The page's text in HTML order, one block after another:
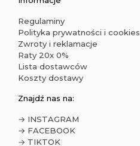
Regulaminy
Polityka prywatności i cookies
Zwroty i reklamacje
Raty 20x 0%
Lista dostawców
Koszty dostawy
Znajdź nas na:
→ INSTAGRAM
→ FACEBOOK
→ TIKTOK